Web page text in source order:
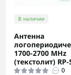
В наличии
Антенна
1700-2700 MHz
(текстолит) RP-
0